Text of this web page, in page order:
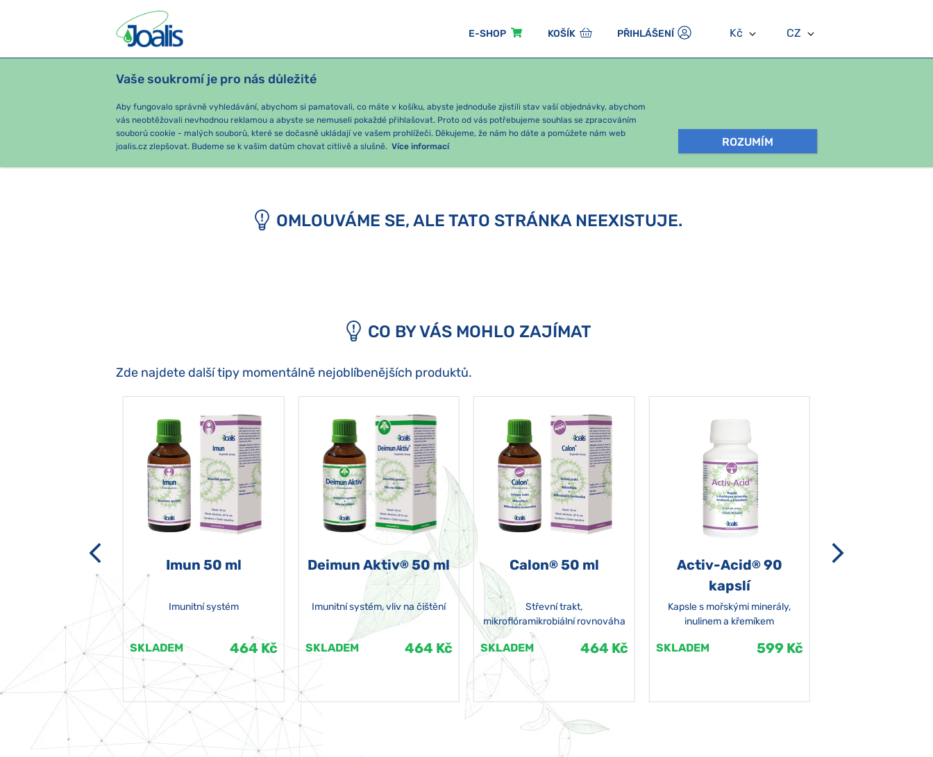
E-SHOP KOŠÍK PŘIHLÁŠENÍ Kč CZ
Vaše soukromí je pro nás důležité
Aby fungovalo správně vyhledávání, abychom si pamatovali, co máte v košíku, abyste jednoduše zjistili stav vaší objednávky, abychom
vás neobtěžovali nevhodnou reklamou a abyste se nemuseli pokaždé přihlašovat. Proto od vás potřebujeme souhlas se zpracováním
souborů cookie - malých souborů, které se dočasně ukládají ve vašem prohlížeči. Děkujeme, že nám ho dáte a pomůžete nám web
joalis.cz zlepšovat. Budeme se k vašim datům chovat citlivě a slušně. Více informací ROZUMÍM
PRODUKTY PODLE OBTÍŽÍ SEZÓNNÍ BALÍČKY
e-shop Joalis
OMLOUVÁME SE, ALE TATO STRÁNKA NEEXISTUJE.
CO BY VÁS MOHLO ZAJÍMAT
Zde najdete další tipy momentálně nejoblíbenějších produktů.
Imun 50 ml
Imunitní systém
SKLADEM 464 Kč
Deimun Aktiv® 50 ml
Imunitní systém, vliv na čištění
SKLADEM 464 Kč
Calon®50 ml
Střevní trakt,
mikroflóramikrobiální rovnováha
SKLADEM 464 Kč
Activ-Acid®90
kapslí
Kapsle s mořskými minerály,
inulinem a křemíkem
SKLADEM 599 Kč